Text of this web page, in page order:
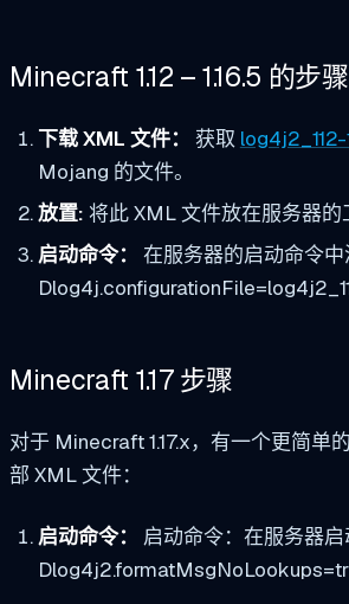
Minecraft 1.12 – 1.16.5 的步骤
下载 XML 文件： 获取 log4j2_112-
Mojang 的文件。
放置: 将此 XML 文件放在服务器的
启动命令：
在服务器的启动命令
Minecraft 1.17 步骤
对于 Minecraft 1.17.x，有一个更简单
部 XML 文件：
启动命令：
启动命令：在服务器